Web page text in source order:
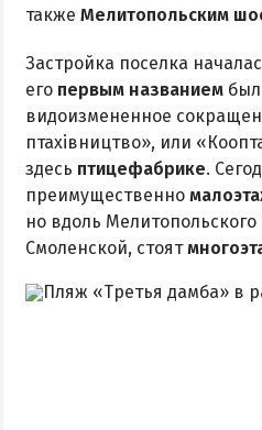
также Мелитопольским
Застройка поселка
его первым названием был
видоизмененное
птахівництво», или
здесь птицефабрике.
преимущественно
но вдоль
Смоленской, стоят